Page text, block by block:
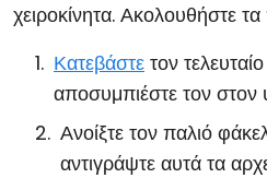
χειροκίνητα. Ακολουθήστε
Κατεβάστε τον
αποσυμπιέστε τον στον
Ανοίξτε τον παλιό
αντιγράψτε αυτά τα